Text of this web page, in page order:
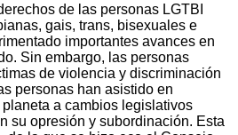
de las personas LGTBI
gais, trans, bisexuales e
importantes avances en
Sin embargo, las personas
de violencia y discriminación
personas han asistido en
a cambios legislativos
su opresión y subordinación. Esta